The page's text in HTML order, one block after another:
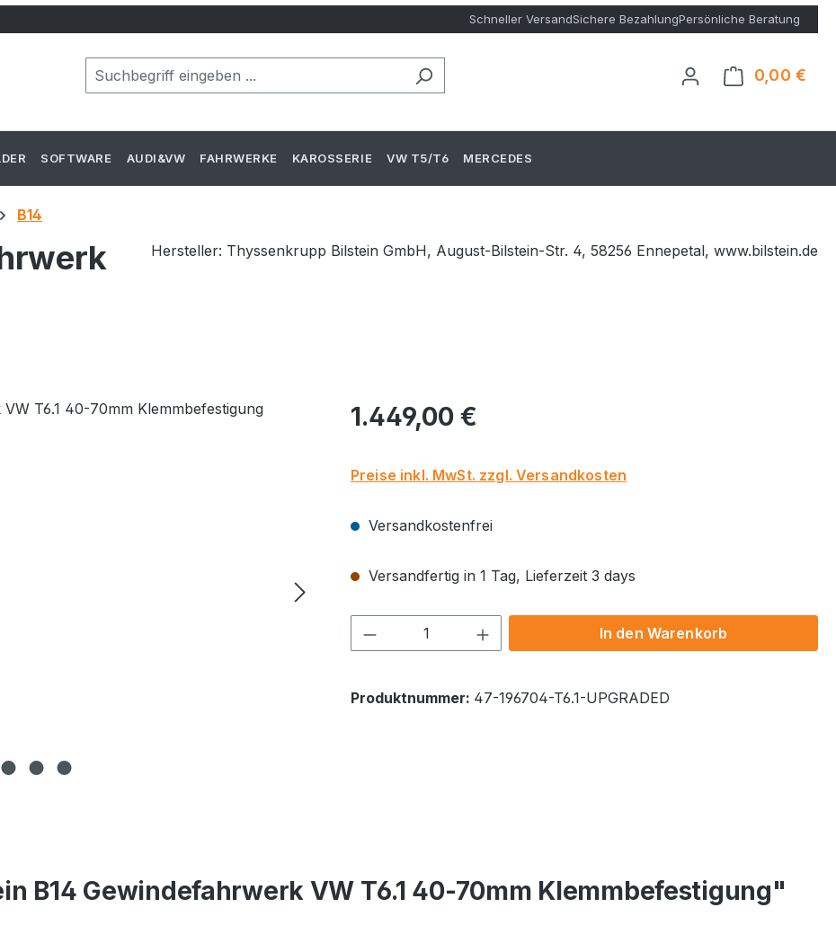
Schneller VersandSichere BezahlungPersönliche Beratung
0,00 €
SOFTWARE AUDI&VW FAHRWERKE KAROSSERIE VW T5/T6 MERCEDES
B14
Hersteller: Thyssenkrupp Bilstein GmbH, August-Bilstein-Str. 4, 58256 Ennepetal, www.bilstein.de
Regulärer Preis:
1.449,00 €
Preise inkl. MwSt. zzgl. Versandkosten
Versandkostenfrei
Versandfertig in 1 Tag, Lieferzeit 3 days
Produkt Anzahl: Gib den gewünschten Wert
In den Warenkorb
Produktnummer: 47-196704-T6.1-UPGRADED
B14 Gewindefahrwerk VW T6.1 40-70mm Klemmbefestigung"